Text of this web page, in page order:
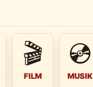
🎬
FILM
💿
MUSIK